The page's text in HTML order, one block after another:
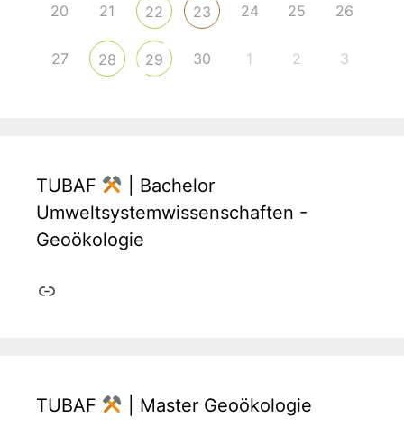
20 21 22 23 24 25 26
27 28 29 30 1 2 3
TUBAF
| Bachelor
Umweltsystemwissenschaften -
Geoökologie
Link
TUBAF | Master Geoökologie